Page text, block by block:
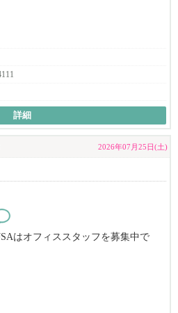
詳細
2026年07月25日(土)
はオフィススタッフを募集中で